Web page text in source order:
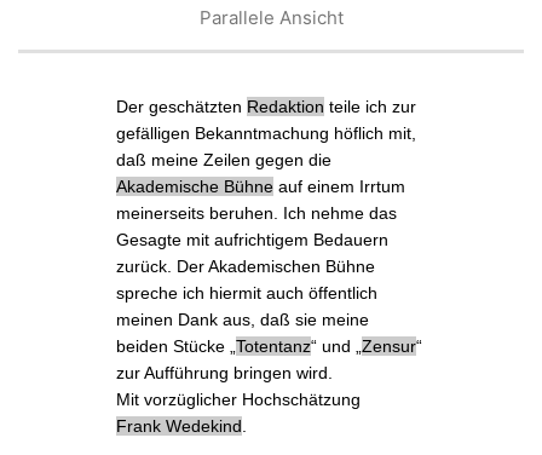
Parallele Ansicht
Der geschätzten Redaktion teile ich zur
gefälligen Bekanntmachung höflich mit,
daß meine Zeilen gegen die
Akademische Bühne auf einem Irrtum
meinerseits beruhen. Ich nehme das
Gesagte mit aufrichtigem Bedauern
zurück. Der Akademischen Bühne
spreche ich hiermit auch öffentlich
meinen Dank aus, daß sie meine
beiden Stücke „Totentanz“ und „Zensur“
zur Aufführung bringen wird.
Mit vorzüglicher Hochschätzung
Frank Wedekind